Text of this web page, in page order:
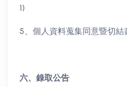
1)
5、個人資料蒐集同意暨切
六、錄取公告